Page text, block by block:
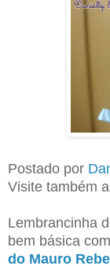
Postado por
Visite também
Lembrancinha
bem básica
do Mauro